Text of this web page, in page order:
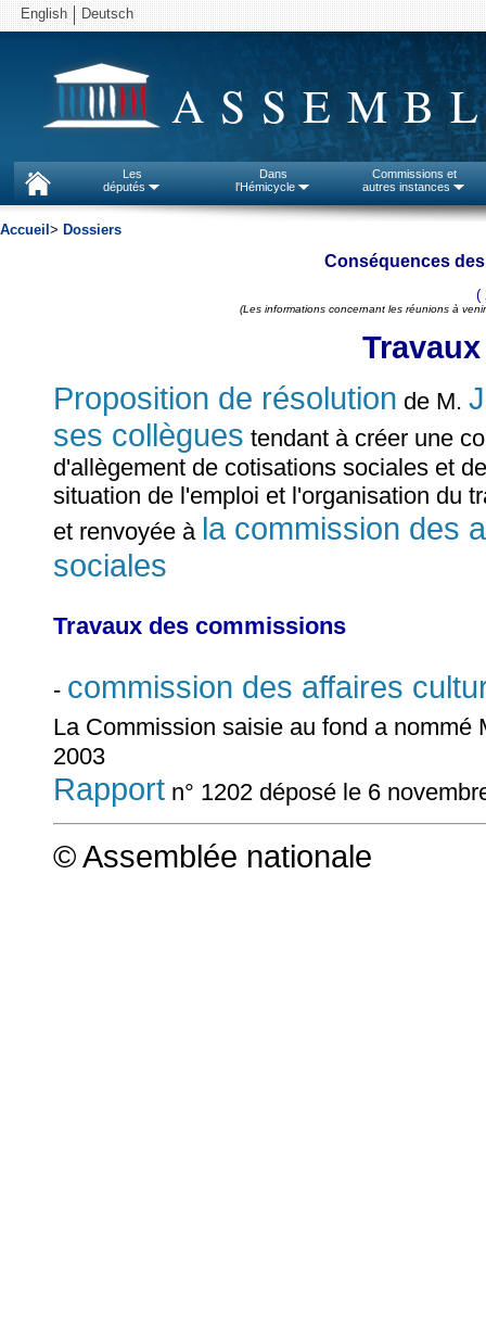
English Deutsch
Les
députés
Dans
l'Hémicycle
Commissions et
autres instances
Accueil > Dossiers
Conséquences
(
(Les informations concernant les réunions à
Proposition de résolution de M.
ses collègues tendant à créer une
d'allègement de cotisations sociales et
situation de l'emploi et l'organisation du
et renvoyée à la commission des
sociales
Travaux des commissions
- commission des affaires
La Commission saisie au fond a nommé
2003
Rapport n° 1202 déposé le 6
© Assemblée nationale